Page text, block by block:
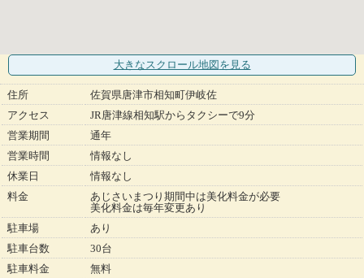
大きなスクロール地図 を見る
住所
佐賀県唐津市相知町伊岐佐
アクセス
JR唐津線相知駅からタクシーで9分
営業期間
通年
営業時間
情報なし
休業日
情報なし
料金
あじさいまつり期間中は美化料金が必要
美化料金は毎年変更あり
駐車場
あり
駐車台数
30台
駐車料金
無料